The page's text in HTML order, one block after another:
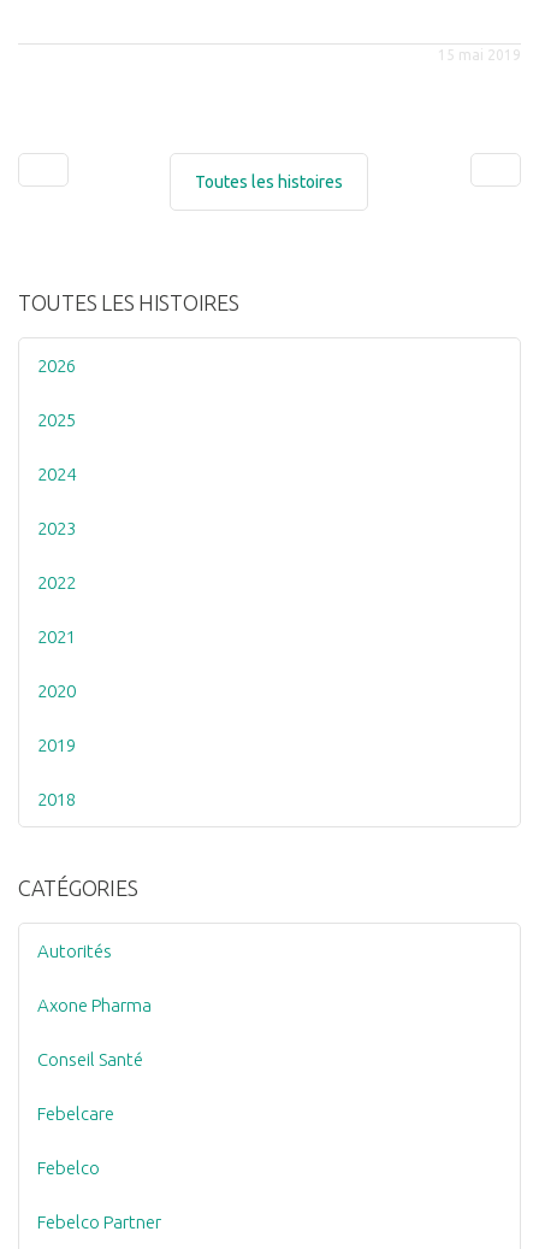
15 mai 2019
Toutes les histoires
TOUTES LES HISTOIRES
2026
2025
2024
2023
2022
2021
2020
2019
2018
CATÉGORIES
Autorités
Axone Pharma
Conseil Santé
Febelcare
Febelco
Febelco Partner